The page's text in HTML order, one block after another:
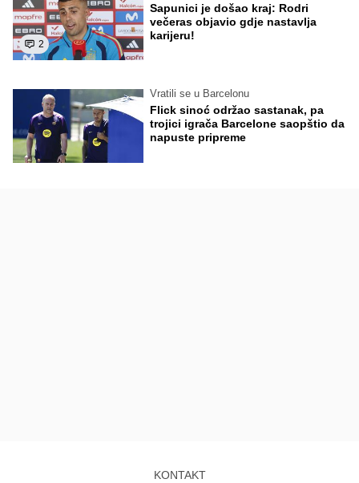
2
Sapunici je došao kraj: Rodri
večeras objavio gdje nastavlja
karijeru!
Vratili se u Barcelonu
Flick sinoć održao sastanak, pa
trojici igrača Barcelone saopštio da
napuste pripreme
KONTAKT